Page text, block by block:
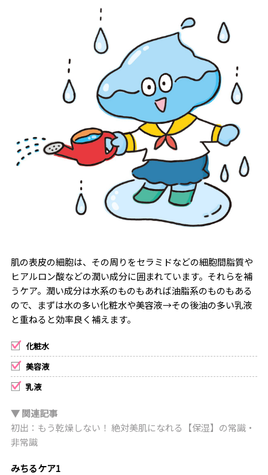
肌の表皮の細胞は、その周りをセラミドなどの細胞間脂質や
ヒアルロン酸などの潤い成分に囲まれています。それらを補
うケア。潤い成分は水系のものもあれば油脂系のものもある
ので、まずは水の多い化粧水や美容液→その後油の多い乳液
と重ねると効率良く補えます。
化粧水
美容液
乳液
▼ 関連記事
初出：もう乾燥しない！ 絶対美肌になれる【保湿】の常識・
非常識
みちるケア1